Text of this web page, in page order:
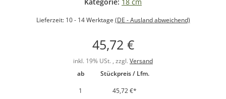
Lieferzeit: 10 - 14 Werktage (DE - Ausland abweichend)
45,72 €
inkl. 19% USt. , zzgl. Versand
ab
Stückpreis / Lfm.
1
45,72 €*